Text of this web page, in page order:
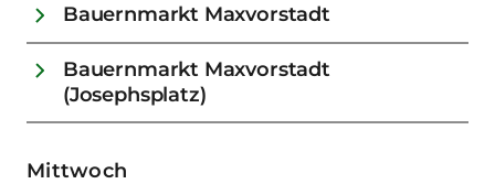
Bauernmarkt Maxvorstadt
Bauernmarkt Maxvorstadt
(Josephsplatz)
Mittwoch